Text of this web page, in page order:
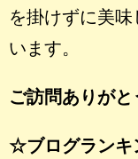
を掛けずに美
います。
ご訪問ありがと
☆ブログラン